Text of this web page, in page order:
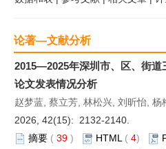
论著—文献分析
2015—2025年深圳市、区、街道
论文发表情况分析
赵梦蓝, 蔡立芳, 林松兴, 刘昕怡, 杨
2026, 42(15): 2132-2140.
摘要 ( 39 ) HTML ( 4)